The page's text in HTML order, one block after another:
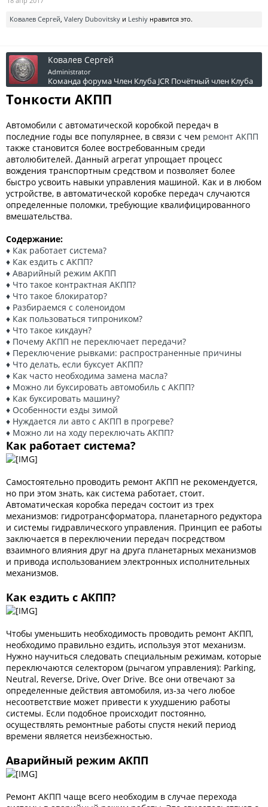
Ковалев Сергей, Valery Dubovitsky и Leshiy нравится это.
Ковалев Сергей
Administrator
Команда форума Член Клуба JCR Почётный член Клуба
Тонкости АКПП
Автомобили с автоматической коробкой передач в
последние годы все популярнее, в связи с чем ремонт АКПП
также становится более востребованным среди
автолюбителей. Данный агрегат упрощает процесс
вождения транспортным средством и позволяет более
быстро усвоить навыки управления машиной. Как и в любом
устройстве, в автоматической коробке передач случаются
определенные поломки, требующие квалифицированного
вмешательства.
Содержание:
♦ Как работает система?
♦ Как ездить с АКПП?
♦ Аварийный режим АКПП
♦ Что такое контрактная АКПП?
♦ Что такое блокиратор?
♦ Разбираемся с соленоидом
♦ Как пользоваться типроником?
♦ Что такое кикдаун?
♦ Почему АКПП не переключает передачи?
♦ Переключение рывками: распространенные причины
♦ Что делать, если буксует АКПП?
♦ Как часто необходима замена масла?
♦ Можно ли буксировать автомобиль с АКПП?
♦ Как буксировать машину?
♦ Особенности езды зимой
♦ Нуждается ли авто с АКПП в прогреве?
♦ Можно ли на ходу переключать АКПП?
Как работает система?
Самостоятельно проводить ремонт АКПП не рекомендуется,
но при этом знать, как система работает, стоит.
Автоматическая коробка передач состоит из трех
механизмов: гидротрансформатора, планетарного редуктора
и системы гидравлического управления. Принцип ее работы
заключается в переключении передач посредством
взаимного влияния друг на друга планетарных механизмов
и привода использованием электронных исполнительных
механизмов.
Как ездить с АКПП?
Чтобы уменьшить необходимость проводить ремонт АКПП,
необходимо правильно ездить, используя этот механизм.
Нужно научиться следовать специальным режимам, которые
переключаются селектором (рычагом управления): Parking,
Neutral, Reverse, Drive, Over Drive. Все они отвечают за
определенные действия автомобиля, из-за чего любое
несоответствие может привести к ухудшению работы
системы. Если подобное происходит постоянно,
осуществлять ремонтные работы спустя некий период
времени является неизбежностью.
Аварийный режим АКПП
Ремонт АКПП чаще всего необходим в случае перехода